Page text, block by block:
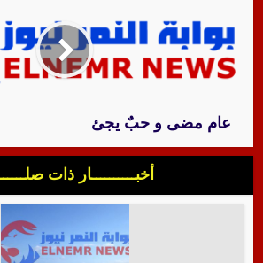
عام مضى و حبٌ يجئ
أخبــــــــــار ذات